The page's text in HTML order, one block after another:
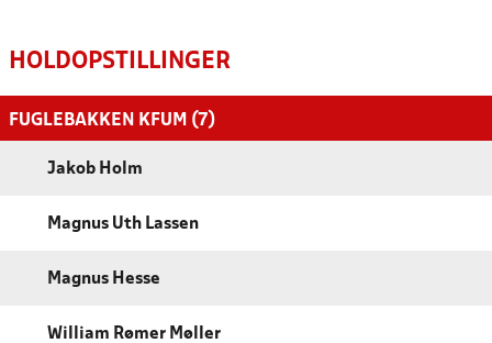
HOLDOPSTILLINGER
FUGLEBAKKEN KFUM (7)
Jakob Holm
Magnus Uth Lassen
Magnus Hesse
William Rømer Møller